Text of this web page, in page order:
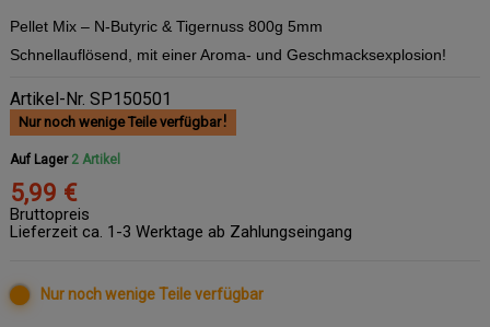
Pellet Mix – N-Butyric & Tigernuss 800g 5mm
Schnellauflösend, mit einer Aroma- und Geschmacksexplosion!
Artikel-Nr. SP150501
Nur noch wenige Teile verfügbar
Auf Lager 2 Artikel
5,99 €
Bruttopreis
Lieferzeit ca. 1-3 Werktage ab Zahlungseingang
Nur noch wenige Teile verfügbar